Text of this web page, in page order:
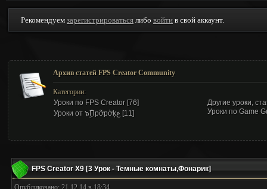
Рекомендуем зарегистрироваться либо войти в свой аккаунт.
Архив статей FPS Creator Community
Категории:
Уроки по FPS Creator [76]
Другие уроки,
Уроки от ๖ۣۜПpỡpờķع [11] Уроки по Game
FPS Creator X9 [3 Урок - Темные комнаты,Фонарик]
Опубликовано: 21.12.14 в 18:34